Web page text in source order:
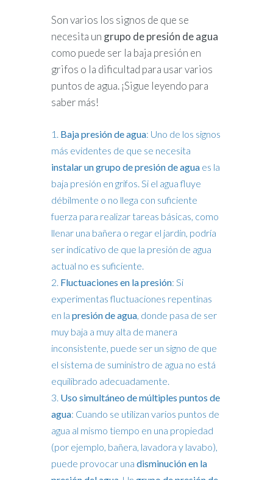
Son varios los signos de que se
necesita un grupo de presión de agua
como puede ser la baja presión en
grifos o la dificultad para usar varios
puntos de agua. ¡Sigue leyendo para
saber más!
Baja presión de agua: Uno de los signos
más evidentes de que se necesita
instalar un grupo de presión de agua es la
baja presión en grifos. Si el agua fluye
débilmente o no llega con suficiente
fuerza para realizar tareas básicas, como
llenar una bañera o regar el jardín, podría
ser indicativo de que la presión de agua
actual no es suficiente.
Fluctuaciones en la presión: Si
experimentas fluctuaciones repentinas
en la presión de agua , donde pasa de ser
muy baja a muy alta de manera
inconsistente, puede ser un signo de que
el sistema de suministro de agua no está
equilibrado adecuadamente.
Uso simultáneo de múltiples puntos de
agua: Cuando se utilizan varios puntos de
agua al mismo tiempo en una propiedad
(por ejemplo, bañera, lavadora y lavabo),
puede provocar una disminución en la